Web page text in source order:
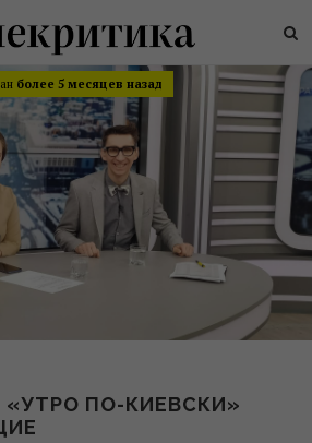
более 5 месяцев назад
ПО-КИЕВСКИ»